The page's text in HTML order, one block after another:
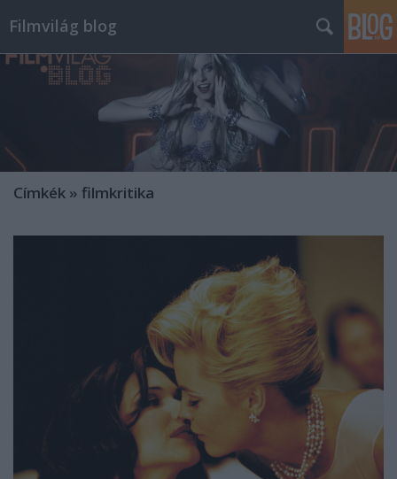
Filmvilág blog
Címkék » filmkritika